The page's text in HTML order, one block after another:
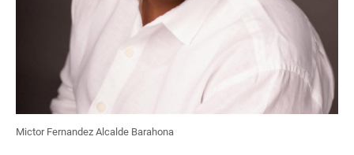
Mictor Fernandez Alcalde Barahona